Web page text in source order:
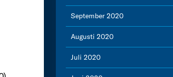
September 2020
Augusti 2020
Juli 2020